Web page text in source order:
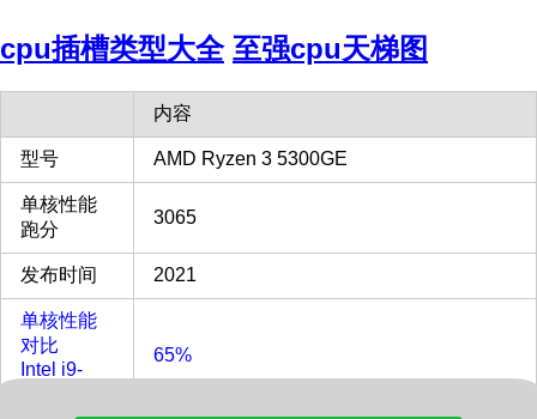
cpu插槽类型大全 至强cpu天梯图
内容
型号 AMD Ryzen 3 5300GE
单核性能
跑分
3065
发布时间 2021
单核性能
对比
Intel i9-
65%